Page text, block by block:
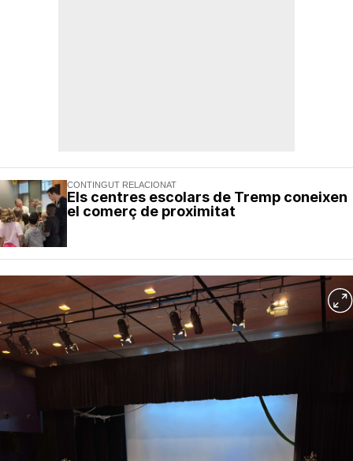
CONTINGUT RELACIONAT
Els centres escolars de Tremp coneixen
el comerç de proximitat